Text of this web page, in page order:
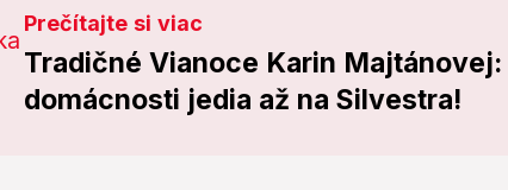
Prečítajte si viac
Tradičné Vianoce Karin Majtánovej:
domácnosti jedia až na Silvestra!